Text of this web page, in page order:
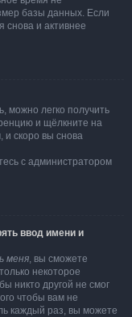
базы данных. Если
снова и активнее
можно легко получить
и щёлкните на
и скоро вы снова
с администратором
ввод имени и
меня, вы сможете
некоторое
никто другой не смог
чтобы вам не
каждый раз, вы можете